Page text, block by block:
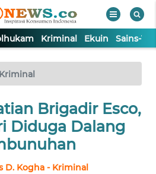
Kriminal Ekuin Sains-
Kriminal
Brigadir Esco,
Diduga Dalang
D. Kogha - Kriminal